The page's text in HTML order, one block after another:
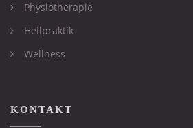
Physiotherapie
Heilpraktik
Wellness
KONTAKT